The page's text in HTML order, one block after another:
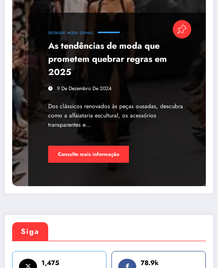
DESTAQUE MODA ÚLTIMAS
As tendências de moda que
prometem quebrar regras em
2025
9 De Dezembro De 2024
Dos clássicos renovados às peças ousadas, descubra
como a alfaiataria escultural, os acessórios
transparentes e…
Consulte mais informação
Siga
1,475 78.9k